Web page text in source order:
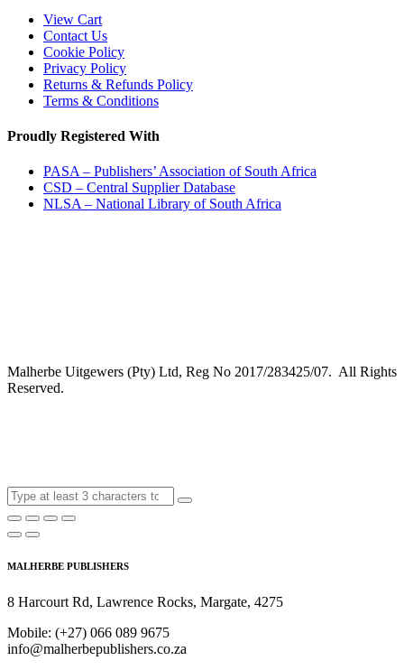
View Cart
Contact Us
Cookie Policy
Privacy Policy
Returns & Refunds Policy
Terms & Conditions
Proudly Registered With
PASA – Publishers’ Association of South Africa
CSD – Central Supplier Database
NLSA – National Library of South Africa
Malherbe Uitgewers (Pty) Ltd, Reg No 2017/283425/07. All Rights
Reserved.
MALHERBE PUBLISHERS
8 Harcourt Rd, Lawrence Rocks, Margate, 4275
Mobile: (+27) 066 089 9675
info@malherbepublishers.co.za